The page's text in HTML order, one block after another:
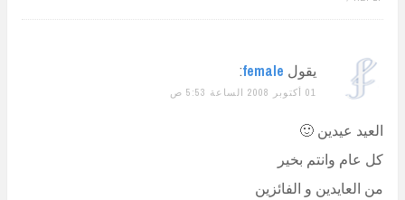
يقول female
:
01 أكتوبر 2008 الساعة 5:53 ص
العيد عيدين 🙂
كل عام وانتم بخير
من العايدين و الفائزين